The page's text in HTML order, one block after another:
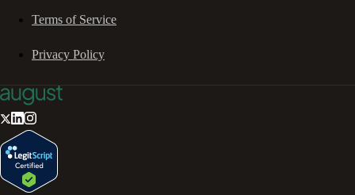
Terms of Service
Privacy Policy